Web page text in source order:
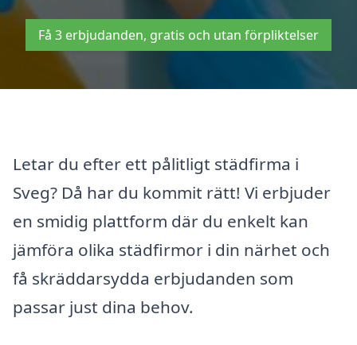
Få 3 erbjudanden, gratis och utan förpliktelser
Letar du efter ett pålitligt städfirma i
Sveg? Då har du kommit rätt! Vi erbjuder
en smidig plattform där du enkelt kan
jämföra olika städfirmor i din närhet och
få skräddarsydda erbjudanden som
passar just dina behov.